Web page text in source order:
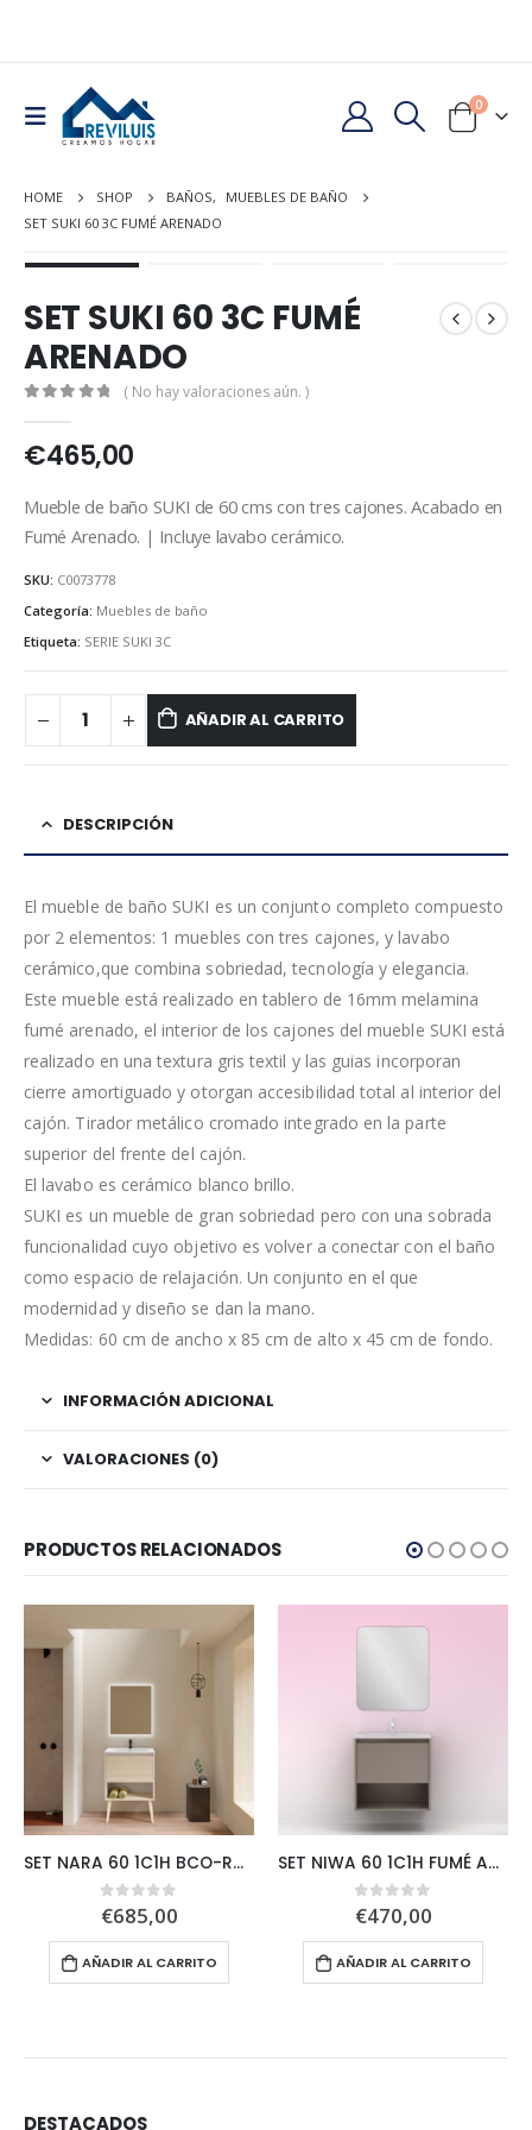
0
HOME SHOP BAÑOS,
MUEBLES DE BAÑO
SET SUKI 60 3C FUMÉ ARENADO
SET SUKI 60 3C FUMÉ
ARENADO
( No hay valoraciones aún. )
€465,00
Mueble de baño SUKI de 60 cms con tres cajones. Acabado en
Fumé Arenado. | Incluye lavabo cerámico.
SKU: C0073778
Categoría: Muebles de baño
Etiqueta: SERIE SUKI 3C
AÑADIR AL CARRITO
DESCRIPCIÓN
El mueble de baño SUKI es un conjunto completo compuesto
por 2 elementos: 1 muebles con tres cajones, y lavabo
cerámico,que combina sobriedad, tecnología y elegancia.
Este mueble está realizado en tablero de 16mm melamina
fumé arenado, el interior de los cajones del mueble SUKI está
realizado en una textura gris textil y las guias incorporan
cierre amortiguado y otorgan accesibilidad total al interior del
cajón. Tirador metálico cromado integrado en la parte
superior del frente del cajón.
El lavabo es cerámico blanco brillo.
SUKI es un mueble de gran sobriedad pero con una sobrada
funcionalidad cuyo objetivo es volver a conectar con el baño
como espacio de relajación. Un conjunto en el que
modernidad y diseño se dan la mano.
Medidas: 60 cm de ancho x 85 cm de alto x 45 cm de fondo.
INFORMACIÓN ADICIONAL
VALORACIONES (0)
PRODUCTOS RELACIONADOS
SET NARA 60 1C1H BCO-ROBLE+HOSHI
0out of 5
€685,00
AÑADIR AL CARRITO
SET NIWA 60 1C1H FUMÉ ARENADO + SORA
0out of 5
€470,00
AÑADIR AL CARRITO
DESTACADOS